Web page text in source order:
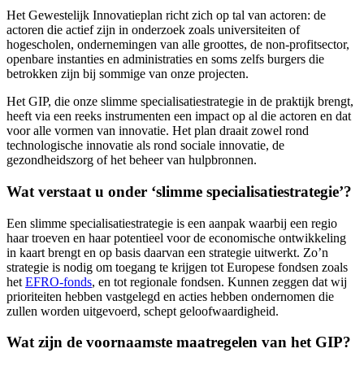
Het Gewestelijk Innovatieplan richt zich op tal van actoren: de
actoren die actief zijn in onderzoek zoals universiteiten of
hogescholen, ondernemingen van alle groottes, de non-profitsector,
openbare instanties en administraties en soms zelfs burgers die
betrokken zijn bij sommige van onze projecten.
Het GIP, die onze slimme specialisatiestrategie in de praktijk brengt,
heeft via een reeks instrumenten een impact op al die actoren en dat
voor alle vormen van innovatie. Het plan draait zowel rond
technologische innovatie als rond sociale innovatie, de
gezondheidszorg of het beheer van hulpbronnen.
Wat verstaat u onder ‘slimme specialisatiestrategie’?
Een slimme specialisatiestrategie is een aanpak waarbij een regio
haar troeven en haar potentieel voor de economische ontwikkeling
in kaart brengt en op basis daarvan een strategie uitwerkt. Zo’n
strategie is nodig om toegang te krijgen tot Europese fondsen zoals
het EFRO-fonds, en tot regionale fondsen. Kunnen zeggen dat wij
prioriteiten hebben vastgelegd en acties hebben ondernomen die
zullen worden uitgevoerd, schept geloofwaardigheid.
Wat zijn de voornaamste maatregelen van het GIP?